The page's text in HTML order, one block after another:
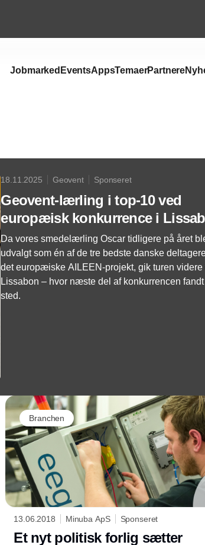
Jobmarked EventsAppsTemaerPartnere
18.11.2025 Geovent Sponseret
Geovent-lærling i top-10 ved
europæisk konkurrence i
Da vores smedelærling Oscar tidligere på året
udvalgt som én af de tre bedste danske
det europæiske AILEEN-projekt, gik turen videre
Lissabon – hvor næste del af konkurrencen fandt
sted.
Branchen
13.06.2018 Minuba ApS Sponseret
Et nyt politisk forlig sætter